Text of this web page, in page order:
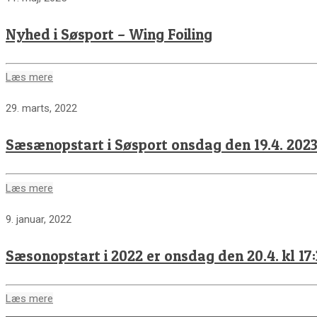
Nyhed i Søsport – Wing Foiling
Læs mere
29. marts, 2022
Sæsænopstart i Søsport onsdag den 19.4. 2023
Læs mere
9. januar, 2022
Sæsonopstart i 2022 er onsdag den 20.4. kl
Læs mere